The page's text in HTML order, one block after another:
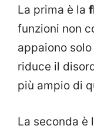
La prima è la
funzioni non
appaiono
riduce il
più ampio di
La seconda è